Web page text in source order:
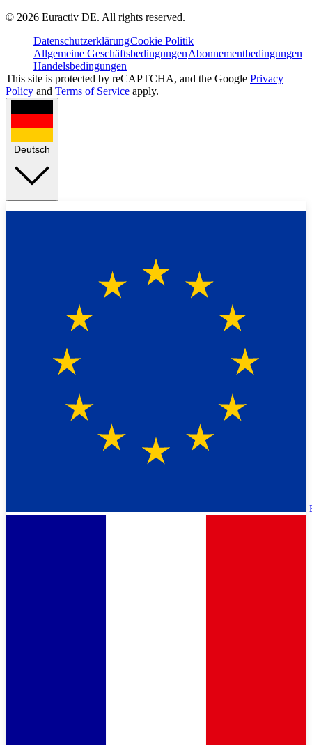
© 2026 Euractiv DE. All rights reserved.
DatenschutzerklärungCookie Politik
Allgemeine GeschäftsbedingungenAbonnementbedingungen
Handelsbedingungen
This site is protected by reCAPTCHA, and the Google Privacy
Policy and Terms of Service apply.
Deutsch